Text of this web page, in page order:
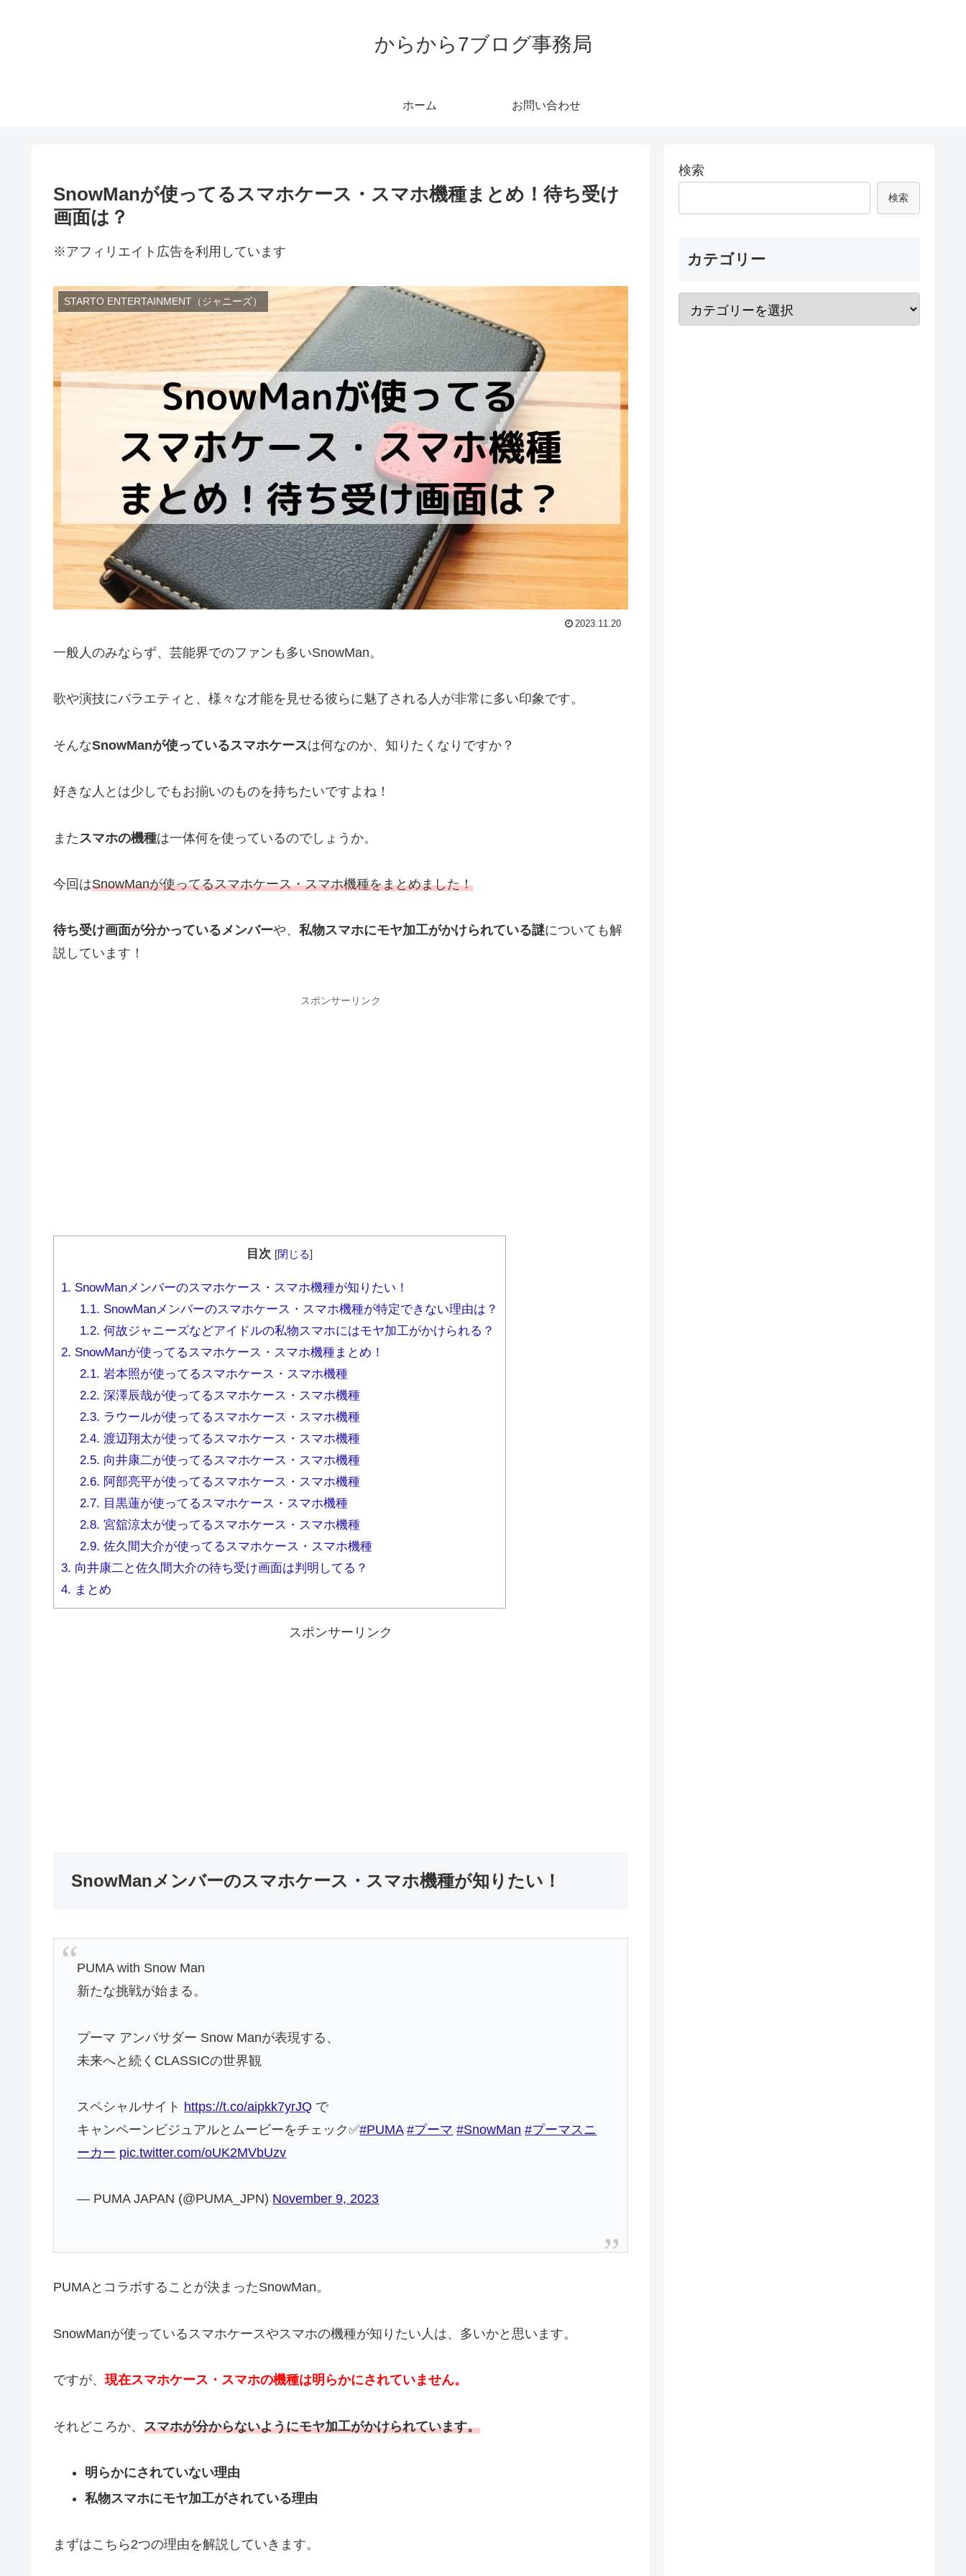
からから7ブログ事務局
ホーム お問い合わせ
SnowManが使ってるスマホケース・スマホ機種まとめ！待ち受け
画面は？
※アフィリエイト広告を利用しています
STARTO ENTERTAINMENT（ジャニーズ）
2023.11.20
一般人のみならず、芸能界でのファンも多いSnowMan。
歌や演技にバラエティと、様々な才能を見せる彼らに魅了される人が非常に多い印象です。
そんなSnowManが使っているスマホケースは何なのか、知りたくなりですか？
好きな人とは少しでもお揃いのものを持ちたいですよね！
また スマホの機種は一体何を使っているのでしょうか。
今回はSnowManが使ってるスマホケース・スマホ機種をまとめました！
待ち受け画面が分かっているメンバーや、 私物スマホにモヤ加工がかけられている謎についても解
説しています！
スポンサーリンク
目次 [閉じる]
1. SnowManメンバーのスマホケース・スマホ機種が知りたい！
1.1. SnowManメンバーのスマホケース・スマホ機種が特定できない理由は？
1.2. 何故ジャニーズなどアイドルの私物スマホにはモヤ加工がかけられる？
2. SnowManが使ってるスマホケース・スマホ機種まとめ！
2.1. 岩本照が使ってるスマホケース・スマホ機種
2.2. 深澤辰哉が使ってるスマホケース・スマホ機種
2.3. ラウールが使ってるスマホケース・スマホ機種
2.4. 渡辺翔太が使ってるスマホケース・スマホ機種
2.5. 向井康二が使ってるスマホケース・スマホ機種
2.6. 阿部亮平が使ってるスマホケース・スマホ機種
2.7. 目黒蓮が使ってるスマホケース・スマホ機種
2.8. 宮舘涼太が使ってるスマホケース・スマホ機種
2.9. 佐久間大介が使ってるスマホケース・スマホ機種
3. 向井康二と佐久間大介の待ち受け画面は判明してる？
4. まとめ
スポンサーリンク
SnowManメンバーのスマホケース・スマホ機種が知りたい！
PUMA with Snow Man
新たな挑戦が始まる。
プーマ アンバサダー Snow Manが表現する、
未来へと続くCLASSICの世界観
スペシャルサイト https://t.co/aipkk7yrJQ で
キャンペーンビジュアルとムービーをチェック✅#PUMA #プーマ #SnowMan #プーマスニ
ーカー pic.twitter.com/oUK2MVbUzv
— PUMA JAPAN (@PUMA_JPN) November 9, 2023
PUMAとコラボすることが決まったSnowMan。
SnowManが使っているスマホケースやスマホの機種が知りたい人は、多いかと思います。
ですが、 現在スマホケース・スマホの機種は明らかにされていません。
それどころか、 スマホが分からないようにモヤ加工がかけられています。
明らかにされていない理由
私物スマホにモヤ加工がされている理由
まずはこちら2つの理由を解説していきます。
検索
検索
カテゴリー